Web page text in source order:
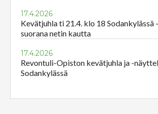
17.4.2026
Kevätjuhla ti 21.4. klo 18 Sodankylässä
suorana netin kautta
17.4.2026
Revontuli-Opiston kevätjuhla ja -
Sodankylässä